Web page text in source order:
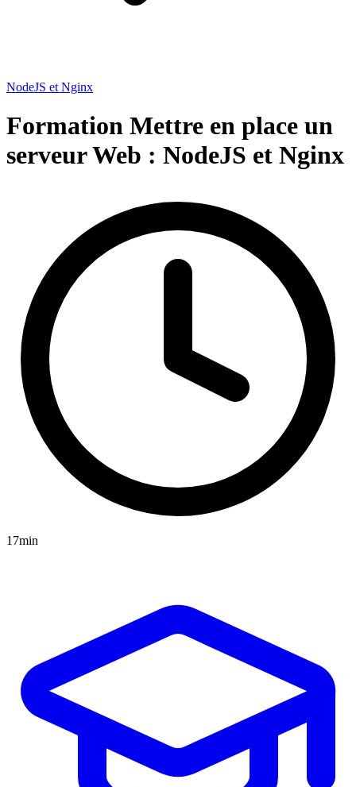
NodeJS et Nginx
Formation Mettre en place un
serveur Web : NodeJS et Nginx
17min